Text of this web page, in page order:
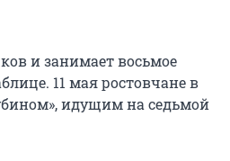
и занимает восьмое
11 мая ростовчане в
идущим на седьмой